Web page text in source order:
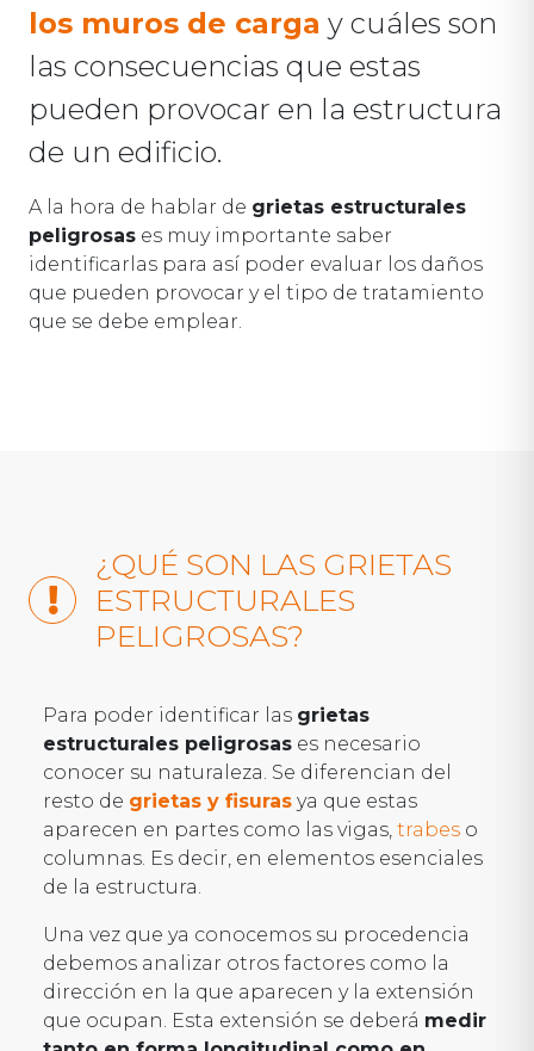
los muros de carga y cuáles son
las consecuencias que estas
pueden provocar en la estructura
de un edificio.
A la hora de hablar de grietas estructurales
peligrosas es muy importante saber
identificarlas para así poder evaluar los daños
que pueden provocar y el tipo de tratamiento
que se debe emplear.
¿QUÉ SON LAS GRIETAS
ESTRUCTURALES
PELIGROSAS?
Para poder identificar las grietas
estructurales peligrosas es necesario
conocer su naturaleza. Se diferencian del
resto de grietas y fisuras ya que estas
aparecen en partes como las vigas, trabes o
columnas. Es decir, en elementos esenciales
de la estructura.
Una vez que ya conocemos su procedencia
debemos analizar otros factores como la
dirección en la que aparecen y la extensión
que ocupan. Esta extensión se deberá medir